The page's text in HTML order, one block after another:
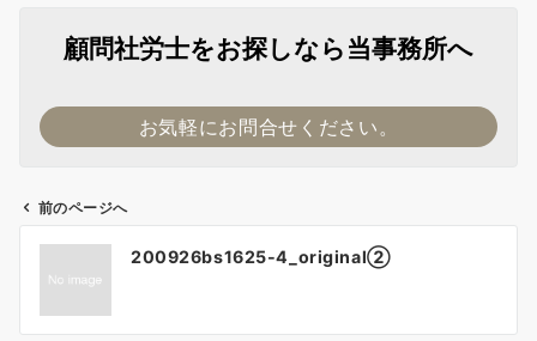
顧問社労士をお探しなら当事務所へ
お気軽にお問合せください。
前のページへ
200926bs1625-4_original②